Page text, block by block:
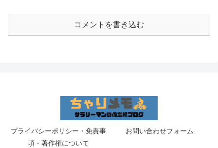
コメントを書き込む
プライバシーポリシー・免責事
項・著作権について
お問い合わせフォーム